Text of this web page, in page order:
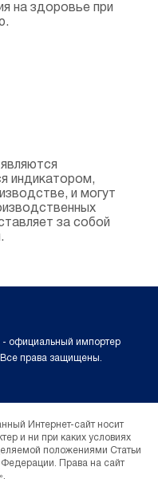
на здоровье при
индикатором,
и могут
за собой
официальный импортер
права защищены.
Интернет-сайт носит
и ни при каких условиях
положениями Статьи
Права на сайт